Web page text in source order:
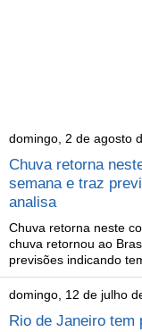
domingo, 2 de agosto
Chuva retorna
semana e traz
analisa
Chuva retorna neste
chuva retornou ao
previsões indicando
domingo, 12 de julho
Rio de Janeiro tem